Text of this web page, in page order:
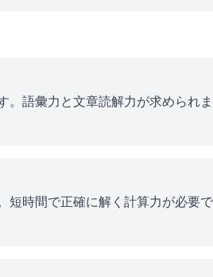
語彙力と文章読解力が求められま
時間で正確に解く計算力が必要で